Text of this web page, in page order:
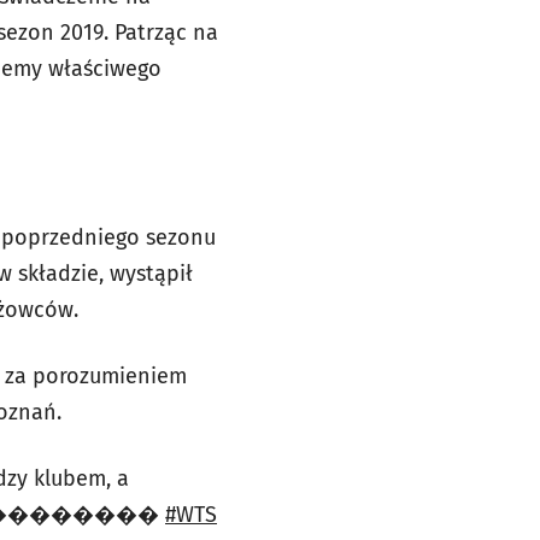
2019. Patrząc na
właściwego
sezonu
składzie, wystąpił
porozumieniem
klubem, a
#WTS